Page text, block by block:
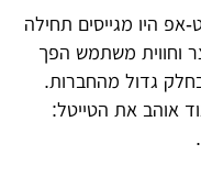
היו מגייסים תחילה
וחווית משתמש הפך
גדול מהחברות.
אוהב את הטייטל: